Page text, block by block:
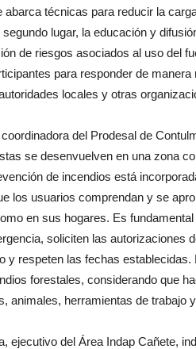
abarca técnicas para reducir la
lugar, la educación y
de riesgos asociados al uso del
para responder de
locales y otras
del Prodesal de
se desenvuelven en una zona
de incendios está
los usuarios comprendan y se
en sus hogares. Es
soliciten las autorizaciones
y respeten las fechas
forestales, considerando que
animales, herramientas de trabajo
ejecutivo del Área Indap Cañete,